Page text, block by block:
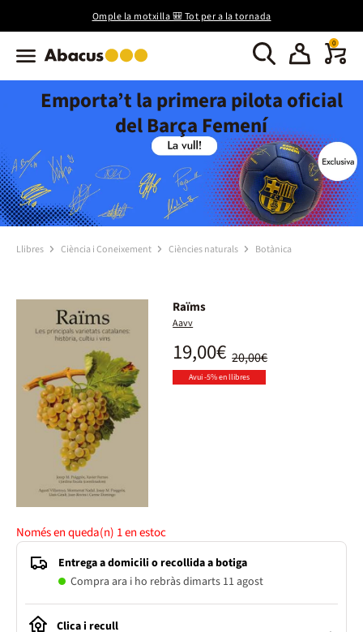
Omple la motxilla 🎒 Tot per a la tornada
0
Emporta’t la primera pilota oficial
del Barça Femení
Llibres Ciència i Coneixement Ciències naturals Botànica
Raïms
Aavv
20,00€
19,00€
Avui -5% en llibres
Només en queda(n) 1en estoc
Entrega a domicili o recollida a botiga
Compra ara i ho rebràs dimarts 11 agost
Clica i recull